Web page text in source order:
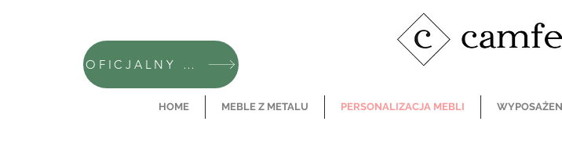
OFICJALNY SKLEP CAMFERO
HOME MEBLE Z METALU PERSONALIZACJA MEBLI